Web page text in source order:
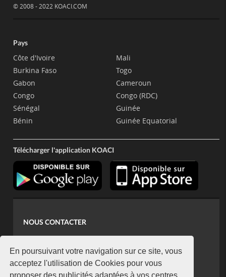
En poursuivant votre navigation sur ce site, vous
acceptez l'utilisation de Cookies pour vous
proposer des publicités adaptées à vos centres
© 2008 - 2022 KOACI.COM
Pays
Côte d'Ivoire
Burkina Faso
Gabon
Congo
Sénégal
Bénin
Mali
Togo
Cameroun
Congo (RDC)
Guinée
Guinée Equatorial
Télécharger l'application KOACI
NOUS CONTACTER
koaci@yahoo.fr
+225 07 08 85 52 93